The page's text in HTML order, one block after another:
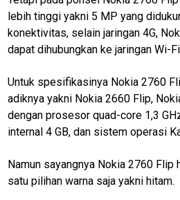
lebih tinggi yakni 5 MP yang
konektivitas, selain jaringan 4G,
dapat dihubungkan ke jaringan Wi-
Untuk spesifikasinya Nokia 2760
adiknya yakni Nokia 2660 Flip,
dengan prosesor quad-core 1,3
internal 4 GB, dan sistem operasi
Namun sayangnya Nokia 2760 Flip
satu pilihan warna saja yakni hitam.
Otomotif
infotorial
Tutor
Theme
Sains
Finance
Entertain
Edukasi